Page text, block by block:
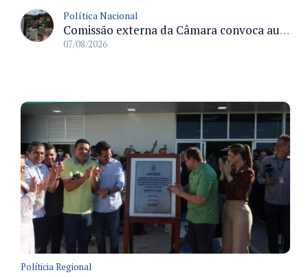
Política Nacional
Comissão externa da Câmara convoca audiência pública sobre chuvas na Zona da Mata de Minas Gerais e impactos em Juiz de Fora
07/08/2026
Políticia Regional